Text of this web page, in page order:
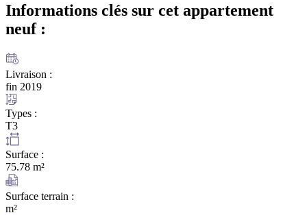
Informations clés sur cet appartement
neuf :
Livraison :
fin 2019
Types :
T3
Surface :
75.78 m²
Surface terrain :
m²